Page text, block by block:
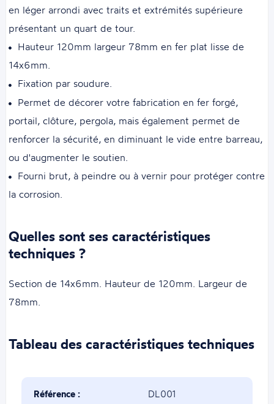
en léger arrondi avec traits et extrémités supérieure
présentant un quart de tour.
Hauteur 120mm largeur 78mm en fer plat lisse de
14x6mm.
Fixation par soudure.
Permet de décorer votre fabrication en fer forgé,
portail, clôture, pergola, mais également permet de
renforcer la sécurité, en diminuant le vide entre barreau,
ou d'augmenter le soutien.
Fourni brut, à peindre ou à vernir pour protéger contre
la corrosion.
Quelles sont ses caractéristiques
techniques ?
Section de 14x6mm. Hauteur de 120mm. Largeur de
78mm.
Tableau des caractéristiques techniques
Référence : DL001